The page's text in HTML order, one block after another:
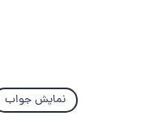
نمایش جواب